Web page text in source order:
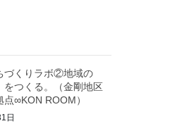
づくりラボ②地域の
をつくる。（金剛地区
点∞KON ROOM）
日